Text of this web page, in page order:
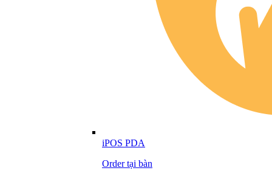
iPOS PDA
Order tại bàn